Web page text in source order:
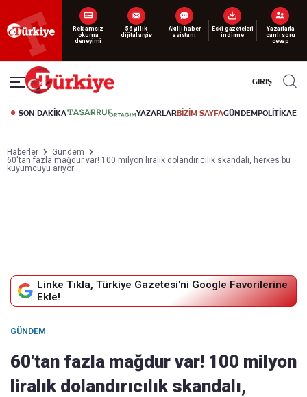
Yeni nesil dijital
abonelik 19 TL’den başlayan fiyatlarla.
GİRİŞ
SON DAKİKA YAZARLARBİZİM SAYFAGÜNDEMPOLİTİKA
Haberler
Gündem
60'tan fazla mağdur var! 100 milyon liralık dolandırıcılık skandalı, herkes bu
kuyumcuyu arıyor
Linke Tıkla, Türkiye Gazetesi'ni Google Favorilerine
Ekle!
GÜNDEM
60'tan fazla mağdur var! 100 milyon
liralık dolandırıcılık skandalı,